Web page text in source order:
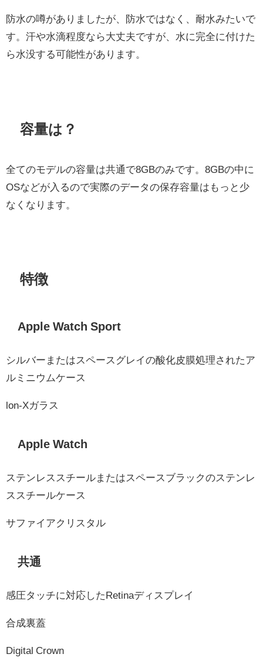
防水の噂がありましたが、防水ではなく、耐水みたいで
す。汗や水滴程度なら大丈夫ですが、水に完全に付けた
ら水没する可能性があります。
容量は？
全てのモデルの容量は共通で8GBのみです。8GBの中に
OSなどが入るので実際のデータの保存容量はもっと少
なくなります。
特徴
Apple Watch Sport
シルバーまたはスペースグレイの酸化皮膜処理されたア
ルミニウムケース
lon-Xガラス
Apple Watch
ステンレススチールまたはスペースブラックのステンレ
ススチールケース
サファイアクリスタル
共通
感圧タッチに対応したRetinaディスプレイ
合成裏蓋
Digital Crown